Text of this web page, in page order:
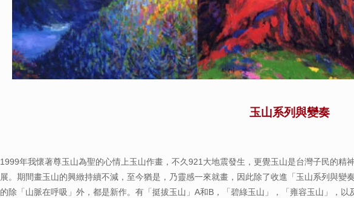
玉山系列與變奏
1999年我懷著尊玉山為聖的心情上玉山作畫，不久921大地震發生，更覺玉山是台灣子民的精
展。期間畫玉山的興緻持續不減，至今猶是，乃靈感一來就畫，因此除了收進「玉山系列與
的除「山脈在呼吸」外，都是新作。有「挺拔玉山」A和B，「碧綠玉山」，「雍容玉山」，